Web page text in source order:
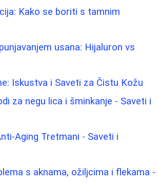
Kako se boriti s tamnim
usana: Hijaluron vs
Iskustva i Saveti za Čistu Kožu
za negu lica i šminkanje - Saveti i
Aging Tretmani - Saveti i
s aknama, ožiljcima i flekama -